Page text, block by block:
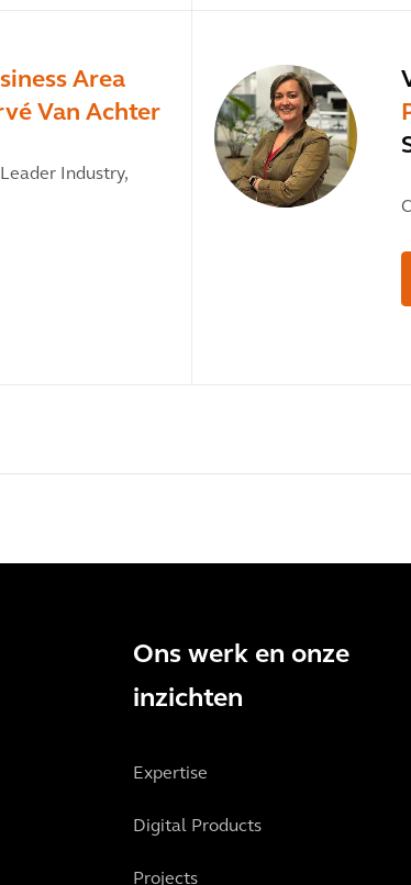
Area
Van Achter
Industry,
Ons werk en onze
inzichten
Expertise
Digital Products
Projects